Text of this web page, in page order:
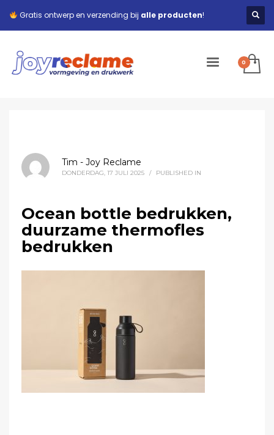
Gratis ontwerp en verzending bij alle producten!
Tim - Joy Reclame
DONDERDAG, 17 JULI 2025 / PUBLISHED IN
Ocean bottle bedrukken,
duurzame thermofles
bedrukken